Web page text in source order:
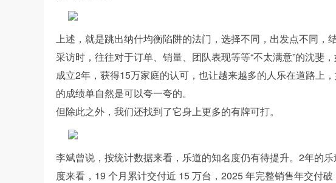
上述，就是跳出纳什均衡陷阱的法门，选择不同，出发点不同，
采访时，往往对于订单、销量、团队表现等等“不太满意”的沈斐
成立2年，获得15万家庭的认可，也让越来越多的人乐在道路上
的成绩单自然是可以夸一夸的。
但除此之外，我们还找到了它身上更多的有牌可打。
李斌曾说，按统计数据来看，乐道的知名度仍有待提升。2年的
度来看，19 个月累计交付近 15 万台，2025 年完整销售年交付